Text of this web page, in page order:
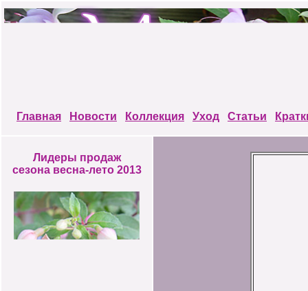
Главная Новости Коллекция Уход Статьи
Лидеры продаж
сезона весна-лето 2013